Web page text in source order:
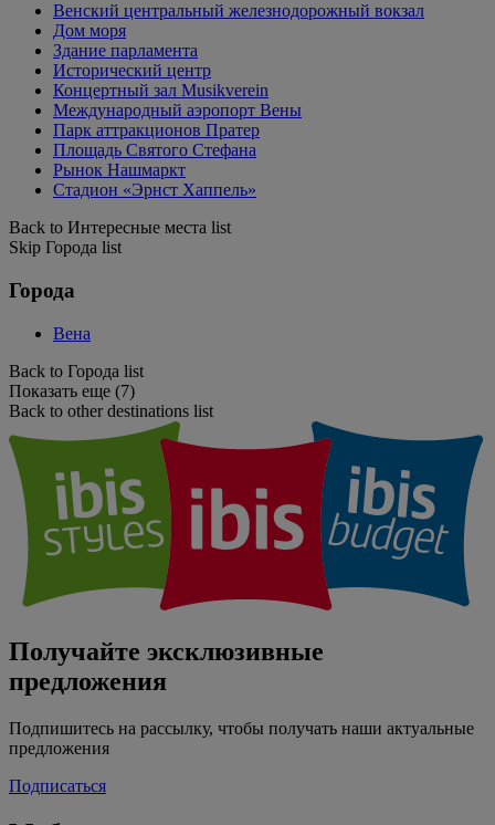
Венский центральный железнодорожный вокзал
Дом моря
Здание парламента
Исторический центр
Концертный зал Musikverein
Международный аэропорт Вены
Парк аттракционов Пратер
Площадь Святого Стефана
Рынок Нашмаркт
Стадион «Эрнст Хаппель»
Back to Интересные места list
Skip Города list
Города
Вена
Back to Города list
Показать еще (7)
Back to other destinations list
Получайте эксклюзивные
предложения
Подпишитесь на рассылку, чтобы получать наши актуальные
предложения
Подписаться